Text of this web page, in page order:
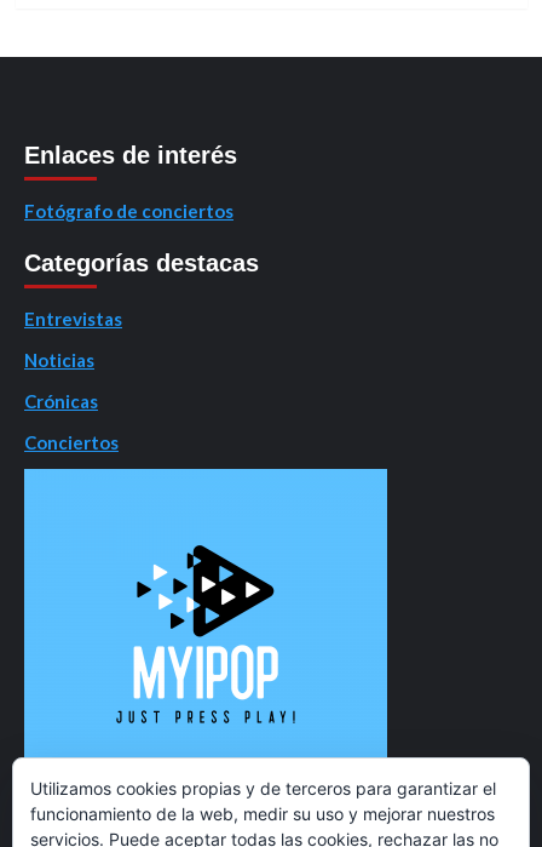
Enlaces de interés
Fotógrafo de conciertos
Categorías destacas
Entrevistas
Noticias
Crónicas
Conciertos
Utilizamos cookies propias y de terceros para garantizar el
funcionamiento de la web, medir su uso y mejorar nuestros
servicios. Puede aceptar todas las cookies, rechazar las no